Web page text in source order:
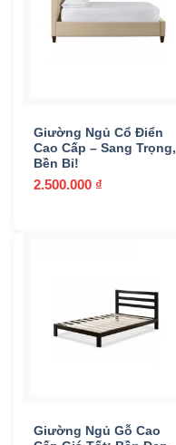
Nhôm(22)
Ban công(10)
Hồ bơi
Phòng khách(1)
Phòng ngủ (6)
Giường Ngủ Cổ Điển
Cao Cấp – Sang Trọng,
Bền Bỉ!
2.500.000 ₫
Giường Ngủ Gỗ Cao